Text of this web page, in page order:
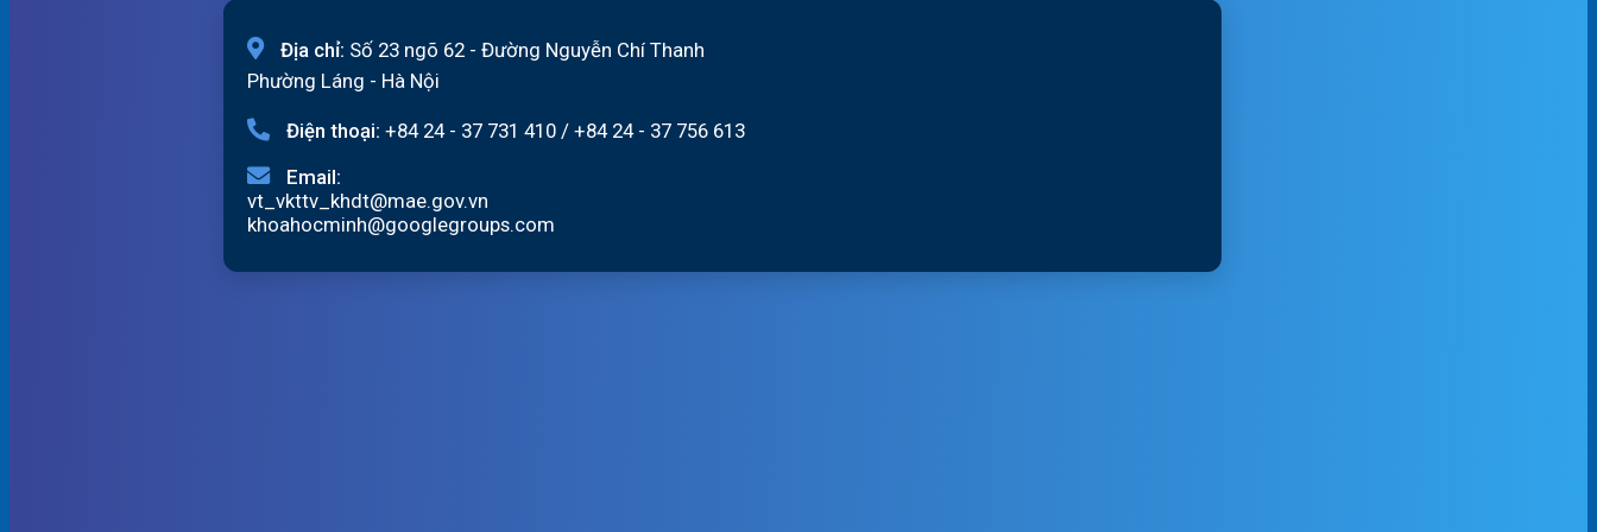
Địa chỉ: Số 23 ngõ 62 - Đường Nguyễn Chí Thanh
Phường Láng - Hà Nội
Điện thoại: +84 24 - 37 731 410 / +84 24 - 37 756 613
Email:
vt_vkttv_khdt@mae.gov.vn
khoahocminh@googlegroups.com